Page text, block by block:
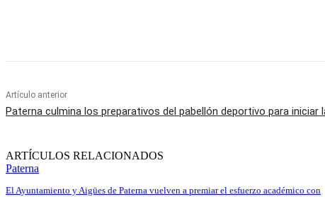
Artículo anterior
Paterna culmina los preparativos del pabellón deportivo para iniciar
ARTÍCULOS RELACIONADOS
Paterna
El Ayuntamiento y Aigües de Paterna vuelven a premiar el esfuerzo académico con